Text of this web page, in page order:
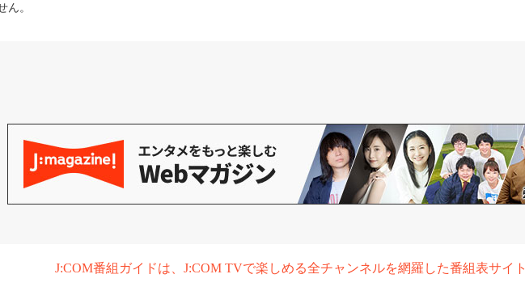
ん。
J:COM番組ガイドは、J:COM TVで楽しめる全チャンネルを網羅した番組表サイト